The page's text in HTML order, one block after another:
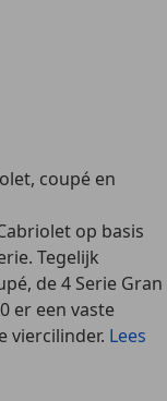
coupé en
op basis
Tegelijk
de 4 Serie Gran
er een vaste
viercilinder. Lees